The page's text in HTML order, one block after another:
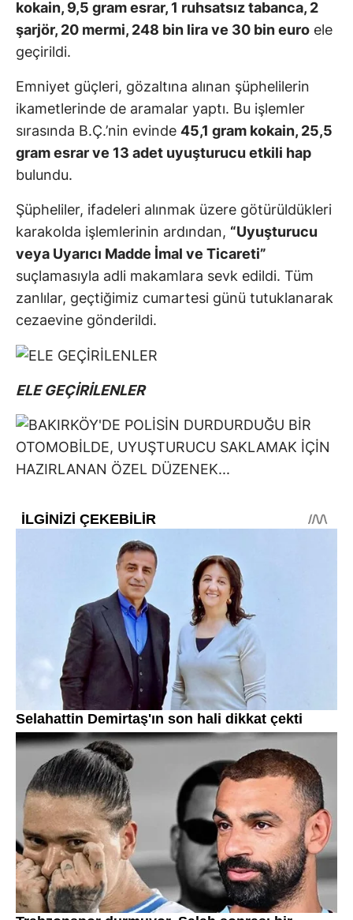
kokain, 9,5 gram esrar, 1 ruhsatsız tabanca, 2
şarjör, 20 mermi, 248 bin lira ve 30 bin euro ele
geçirildi.
Emniyet güçleri, gözaltına alınan şüphelilerin
ikametlerinde de aramalar yaptı. Bu işlemler
sırasında B.Ç.’nin evinde 45,1 gram kokain, 25,5
gram esrar ve 13 adet uyuşturucu etkili hap
bulundu.
Şüpheliler, ifadeleri alınmak üzere götürüldükleri
karakolda işlemlerinin ardından, “Uyuşturucu
veya Uyarıcı Madde İmal ve Ticareti”
suçlamasıyla adli makamlara sevk edildi. Tüm
zanlılar, geçtiğimiz cumartesi günü tutuklanarak
cezaevine gönderildi.
ELE GEÇİRİLENLER